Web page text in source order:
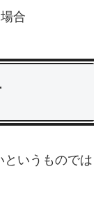
合
というものでは